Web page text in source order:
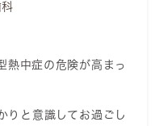
熱中症の危険が高まっ
りと意識してお過ごし